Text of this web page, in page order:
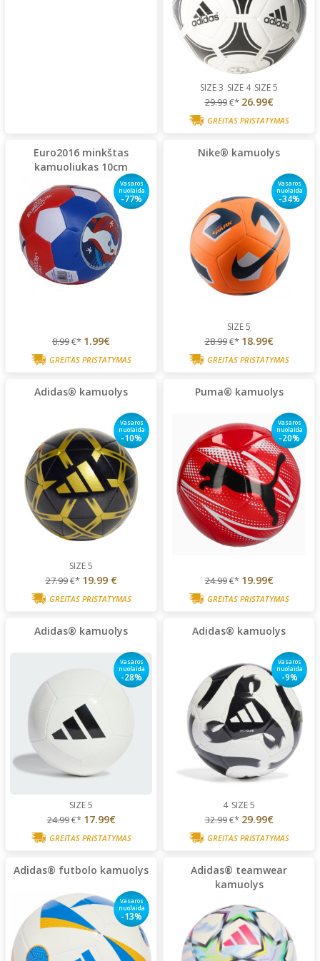
SIZE 3 SIZE 4 SIZE 5
29.99€* 26.99€
GREITAS PRISTATYMAS
Euro2016 minkštas
kamuoliukas 10cm
Vasaros
nuolaida
-77%
8.99€* 1.99€
GREITAS PRISTATYMAS
Nike® kamuolys
Vasaros
nuolaida
-34%
SIZE 5
28.99€* 18.99€
GREITAS PRISTATYMAS
Adidas® kamuolys
Vasaros
nuolaida
-10%
SIZE 5
27.99€* 19.99 €
GREITAS PRISTATYMAS
Puma® kamuolys
Vasaros
nuolaida
-20%
24.99€* 19.99€
GREITAS PRISTATYMAS
Adidas® kamuolys
Vasaros
nuolaida
-28%
SIZE 5
24.99€* 17.99€
GREITAS PRISTATYMAS
Adidas® kamuolys
Vasaros
nuolaida
-9%
4 SIZE 5
32.99€* 29.99€
GREITAS PRISTATYMAS
Adidas® futbolo kamuolys
Vasaros
nuolaida
-13%
Adidas® teamwear
kamuolys